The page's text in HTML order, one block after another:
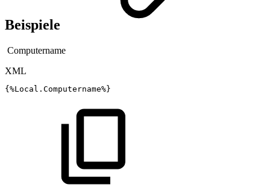
Beispiele
Computername
XML
{%Local.Computername%}